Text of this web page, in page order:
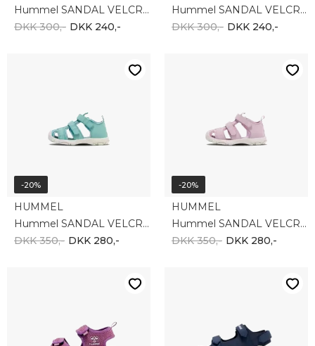
Hummel SANDAL VELCRO INFANT 217944-3195
DKK 300,- DKK 240,-
Hummel SANDAL VELCRO INFANT 217944-8199
DKK 300,- DKK 240,-
-20%
HUMMEL
Hummel SANDAL VELCRO INFANT 217944-7405
DKK 350,- DKK 280,-
-20%
HUMMEL
Hummel SANDAL VELCRO INFANT 217944-3220
DKK 350,- DKK 280,-